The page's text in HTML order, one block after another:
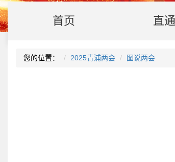
首页 直
您的位置： 2025青浦两会 图说两会